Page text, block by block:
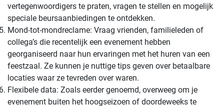
vertegenwoordigers te praten, vragen te stellen en mogelijk
speciale beursaanbiedingen te ontdekken.
Mond-tot-mondreclame: Vraag vrienden, familieleden of
collega’s die recentelijk een evenement hebben
georganiseerd naar hun ervaringen met het huren van een
feestzaal. Ze kunnen je nuttige tips geven over betaalbare
locaties waar ze tevreden over waren.
Flexibele data: Zoals eerder genoemd, overweeg om je
evenement buiten het hoogseizoen of doordeweeks te